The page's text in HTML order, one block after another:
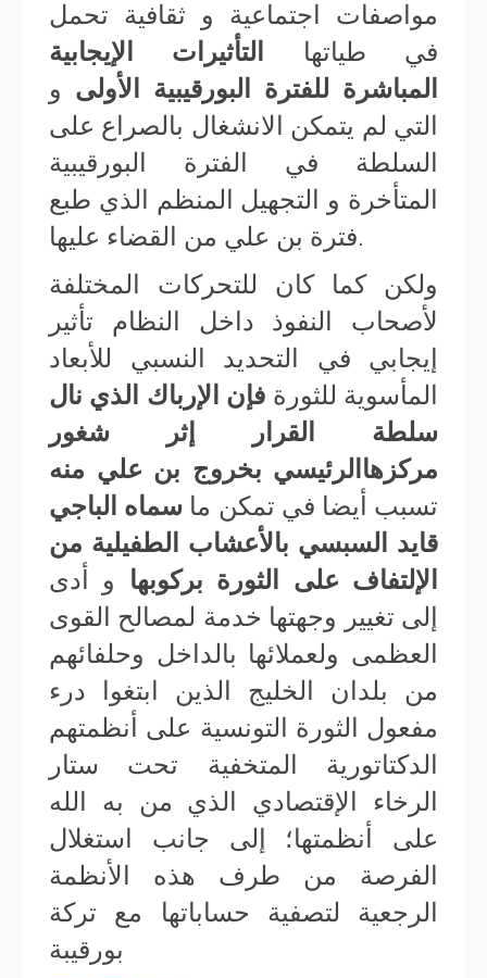
مواصفات اجتماعية و ثقافية تحمل
في طياتها
التأثيرات الإيجابية
المباشرة للفترة البورقيبية الأولى و
التي لم يتمكن الانشغال بالصراع على
السلطة في الفترة البورقيبية
المتأخرة و التجهيل المنظم الذي طبع
فترة بن علي من القضاء عليها.
ولكن كما كان للتحركات المختلفة
لأصحاب النفوذ داخل النظام تأثير
إيجابي في التحديد النسبي للأبعاد
المأسوية للثورة فإن الإرباك الذي نال
سلطة القرار إثر شغور
مركزهاالرئيسي بخروج بن علي منه
تسبب أيضا في تمكن ما سماه الباجي
قايد السبسي بالأعشاب الطفيلية من
الإلتفاف على الثورة بركوبها و أدى
إلى تغيير وجهتها خدمة لمصالح القوى
العظمى ولعملائها بالداخل وحلفائهم
من بلدان الخليج الذين ابتغوا درء
مفعول الثورة التونسية على أنظمتهم
الدكتاتورية المتخفية تحت ستار
الرخاء الإقتصادي الذي من به الله
على أنظمتها؛ إلى جانب استغلال
الفرصة من طرف هذه الأنظمة
الرجعية لتصفية حساباتها مع تركة
بورقيبة